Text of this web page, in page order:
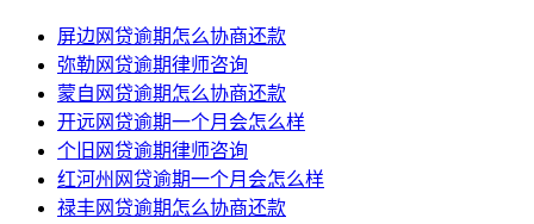
屏边网贷逾期怎么协商还款
弥勒网贷逾期律师咨询
蒙自网贷逾期怎么协商还款
开远网贷逾期一个月会怎么样
个旧网贷逾期律师咨询
红河州网贷逾期一个月会怎么样
禄丰网贷逾期怎么协商还款